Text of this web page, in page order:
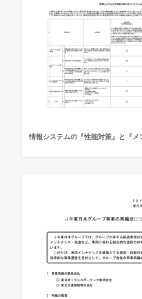
情報システムの『性能対策』と『